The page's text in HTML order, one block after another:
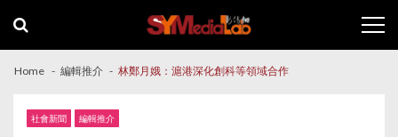
navigation
content
Home 編輯推介 林鄭月娥：滬港深化創科等領域合作
社會新聞 編輯推介